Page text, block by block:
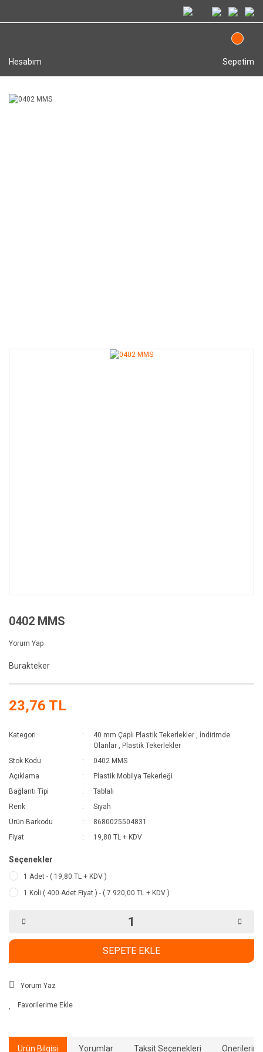
Hesabım Sepetim
0402 MMS
Yorum Yap
Burakteker
23,76 TL
Kategori 40 mm Çaplı Plastik Tekerlekler , İndirimde
Olanlar , Plastik Tekerlekler
Stok Kodu
0402 MMS
Açıklama
Plastik Mobilya Tekerleği
Bağlantı Tipi
Tablalı
Renk
Siyah
Ürün Barkodu
8680025504831
Fiyat
19,80 TL + KDV
Seçenekler
1 Adet - ( 19,80 TL + KDV )
1 Koli ( 400 Adet Fiyat ) - ( 7.920,00 TL + KDV )
SEPETE EKLE
Yorum Yaz
Ürün Bilgisi Yorumlar Taksit Seçenekleri